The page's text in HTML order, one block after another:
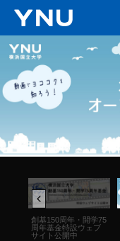
創基150周年・開学75
周年基金特設ウェブ
サイト公開中